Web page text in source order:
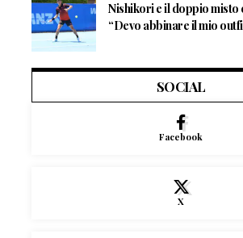
Nishikori e il doppio misto
“Devo abbinare il mio
SOCIAL
Facebook
X